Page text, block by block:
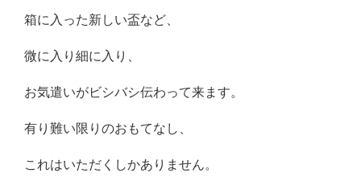
箱に入った新しい盃など、
微に入り細に入り、
お気遣いがビシバシ伝わって来ます。
有り難い限りのおもてなし、
これはいただくしかありません。